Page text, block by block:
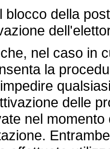
della
nel caso in
la
delle
nel